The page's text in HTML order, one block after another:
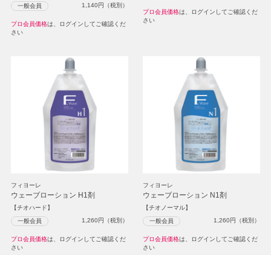
一般会員 1,140円（税別）
プロ会員価格は、ログインしてご確認くだ
さい
プロ会員価格は、ログインしてご確認くだ
さい
フィヨーレ
ウェーブローション H1剤
【チオハード】
一般会員 1,260円（税別）
プロ会員価格は、ログインしてご確認くだ
さい
フィヨーレ
ウェーブローション N1剤
【チオノーマル】
一般会員 1,260円（税別）
プロ会員価格は、ログインしてご確認くだ
さい